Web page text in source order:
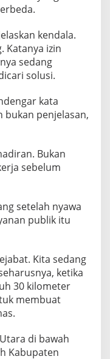
kendala.
Katanya izin
sedang
solusi.
kata
bukan penjelasan,
Bukan
sebelum
setelah nyawa
publik itu
Kita sedang
ketika
30 kilometer
membuat
di bawah
Kabupaten